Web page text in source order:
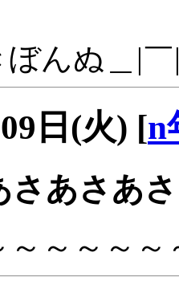
んぬ＿|
日(火) [n
さあさあ
～～～～